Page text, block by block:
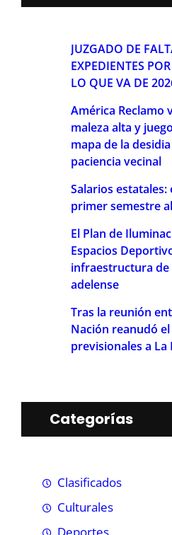
JUZGADO DE
EXPEDIENTES
LO QUE VA DE
América Reclamo
maleza alta y
mapa de la
paciencia vecinal
Salarios
primer semestre
El Plan de
Espacios
infraestructura
adelense
Tras la reunión
Nación reanudó
previsionales a La
Categorías
Clasificados
Culturales
Deportes